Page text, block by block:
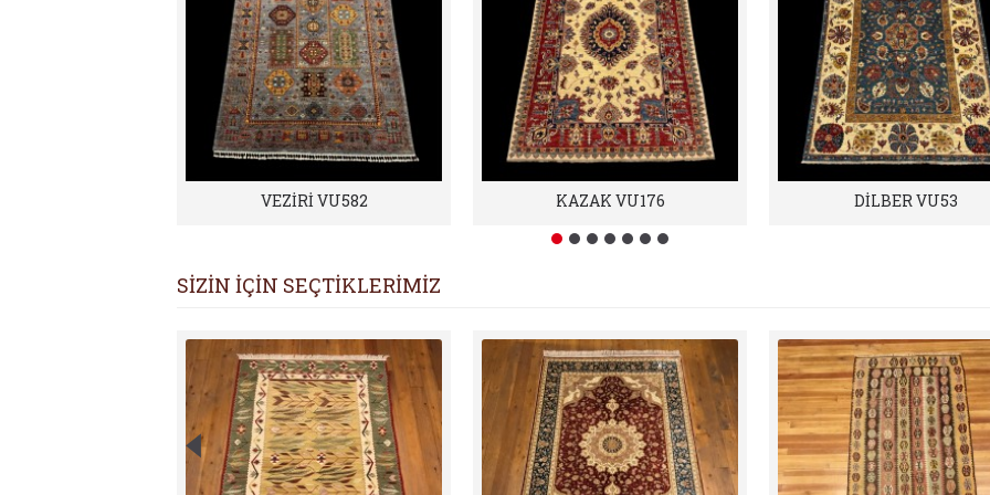
VEZİRİ VU582 KAZAK VU176 DİLBER VU53
SİZİN İÇİN SEÇTİKLERİMİZ